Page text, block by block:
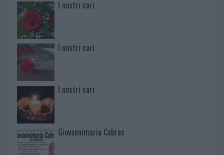
I nostri cari
I nostri cari
I nostri cari
Giovannimaria Cabras